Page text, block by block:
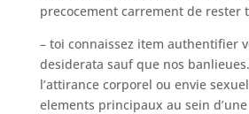
precocement carrement de rester
– toi connaissez item authentifier
desiderata sauf que nos
l’attirance corporel ou envie
elements principaux au sein